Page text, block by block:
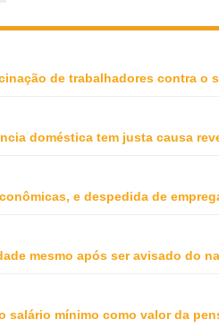
de trabalhadores contra o
doméstica tem justa causa
e despedida de
mesmo após ser avisado do
salário mínimo como valor da